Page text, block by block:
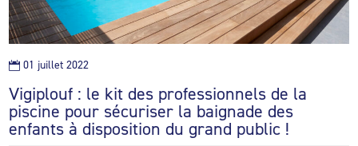
Vigiplouf : le kit des professionnels de la
piscine pour sécuriser la baignade des
enfants à disposition du grand public !
 01 juillet 2022